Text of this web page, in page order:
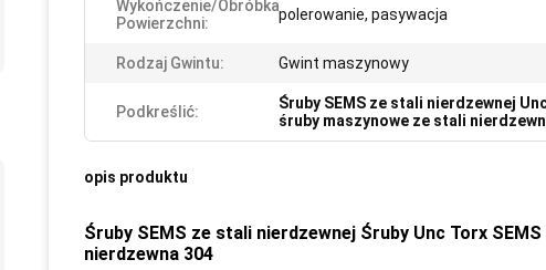
Wykończenie/obróbka
Powierzchni:
polerowanie, pasywacja
Rodzaj Gwintu: Gwint maszynowy
Podkreślić: Śruby SEMS ze stali nierdzewnej
śruby maszynowe ze stali
opis produktu
Śruby SEMS ze stali nierdzewnej Śruby Unc Torx
nierdzewna 304